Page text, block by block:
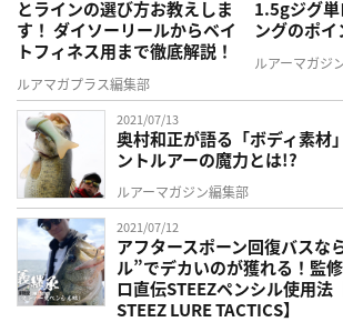
とラインの選び方お教えしま
す！ ダイソーリールからベイ
トフィネス用まで徹底解説！
ルアマガプラス編集部
1.5gジグ
ングのポイ
ルアーマガジ
2021/07/13
奥村和正が語る「ボディ素材
ントルアーの魔力とは!?
ルアーマガジン編集部
2021/07/12
アフタースポーン回復バスな
ル”でデカいのが獲れる！監
ロ直伝STEEZペンシル使用法
STEEZ LURE TACTICS】